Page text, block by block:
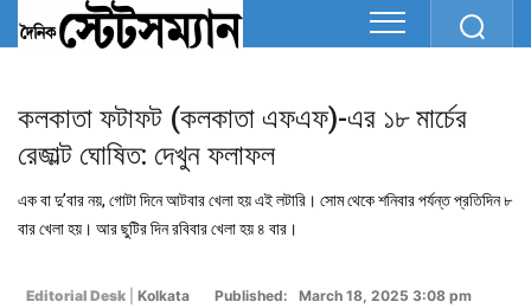
কলকাতা ফটাফট (কলকাতা এফএফ)-এর ১৮ মার্চের
রেজাল্ট ঘোষিত: দেখুন ফলাফল
এক বা দু’বার নয়, গোটা দিনে আটবার খেলা হয় এই লটারি। সোম থেকে শনিবার পর্যন্ত প্রতিদিন ৮
বার খেলা হয়। আর ছুটির দিন রবিবার খেলা হয় ৪ বার।
Editorial Desk Kolkata Published: March 18, 2025 3:08 pm